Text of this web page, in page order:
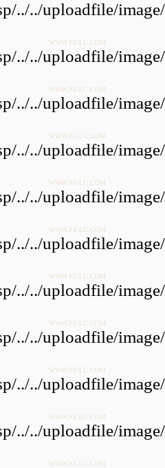
WWW.PZ-LC.COM
WWW.PZ-LC.COM
WWW.PZ-LC.COM
WWW.PZ-LC.COM
WWW.PZ-LC.COM
WWW.PZ-LC.COM
WWW.PZ-LC.COM
WWW.PZ-LC.COM
WWW.PZ-LC.COM
WWW.PZ-LC.COM